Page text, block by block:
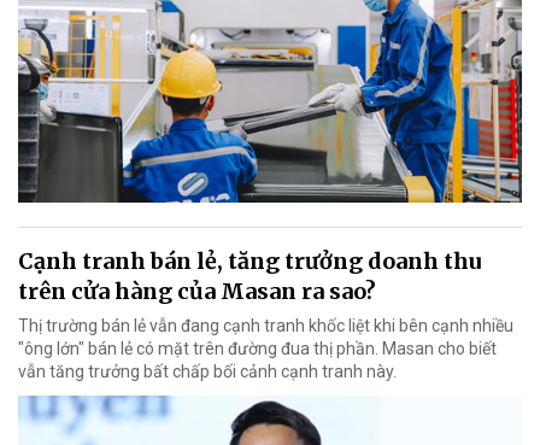
Cạnh tranh bán lẻ, tăng trưởng doanh thu
trên cửa hàng của Masan ra sao?
Thị trường bán lẻ vẫn đang cạnh tranh khốc liệt khi bên cạnh nhiều
"ông lớn" bán lẻ có mặt trên đường đua thị phần. Masan cho biết
vẫn tăng trưởng bất chấp bối cảnh cạnh tranh này.